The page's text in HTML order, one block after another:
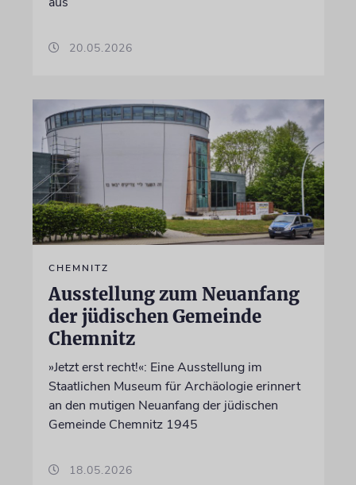
20.05.2026
CHEMNITZ
Ausstellung zum Neuanfang
der jüdischen Gemeinde
Chemnitz
»Jetzt erst recht!«: Eine Ausstellung im
Staatlichen Museum für Archäologie erinnert
an den mutigen Neuanfang der jüdischen
Gemeinde Chemnitz 1945
18.05.2026